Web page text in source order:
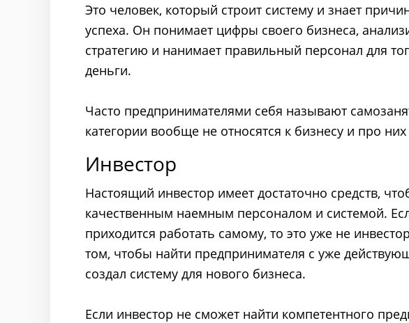
Это человек, который строит систему и знает
успеха. Он понимает цифры своего бизнеса,
стратегию и нанимает правильный персонал для
деньги.
Часто предпринимателями себя называют
категории вообще не относятся к бизнесу и про
Инвестор
Настоящий инвестор имеет достаточно средств,
качественным наемным персоналом и системой.
приходится работать самому, то это уже не
том, чтобы найти предпринимателя с уже
создал систему для нового бизнеса.
Если инвестор не сможет найти компетентного